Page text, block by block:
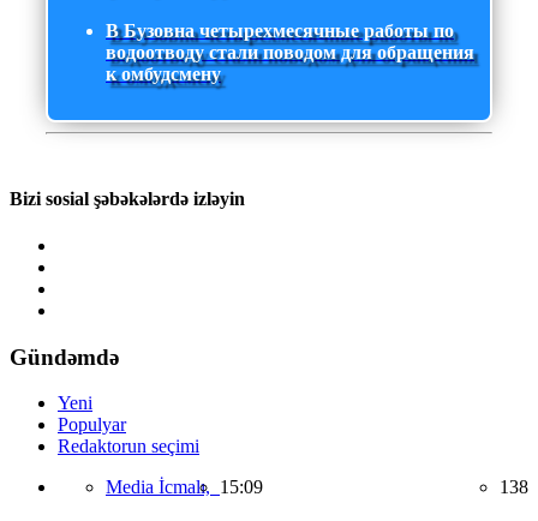
В Бузовна четырехмесячные работы по
водоотводу стали поводом для обращения
к омбудсмену
Bizi sosial şəbəkələrdə izləyin
Gündəmdə
Yeni
Populyar
Redaktorun seçimi
Media İcmalı, 15:09 138